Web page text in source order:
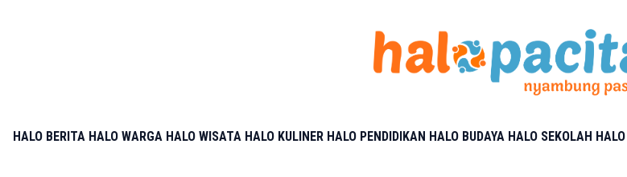
HALO BERITA HALO WARGA HALO WISATA HALO KULINER HALO PENDIDIKAN HALO BUDAYA HALO SEKOLAH